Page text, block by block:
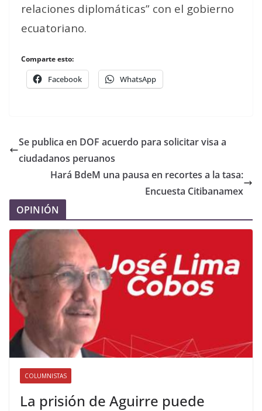
relaciones diplomáticas” con el gobierno
ecuatoriano.
Comparte esto:
Facebook WhatsApp
Se publica en DOF acuerdo para solicitar visa a
ciudadanos peruanos
Hará BdeM una pausa en recortes a la tasa:
Encuesta Citibanamex
OPINIÓN
COLUMNISTAS
La prisión de Aguirre puede